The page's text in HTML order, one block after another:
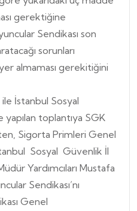
gerektiğine
Sendikası son
sorunları
almaması gerekitiğini
ile İstanbul Sosyal
toplantıya SGK
Sigorta Primleri Genel
Sosyal Güvenlik İl
Yardımcıları Mustafa
Sendikası’nı
Genel